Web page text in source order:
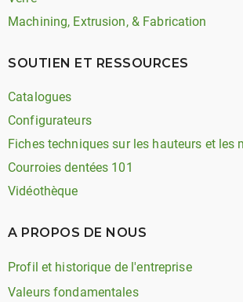
Machining, Extrusion, & Fabrication
SOUTIEN ET RESSOURCES
Catalogues
Configurateurs
Fiches techniques sur les hauteurs et les
Courroies dentées 101
Vidéothèque
A PROPOS DE NOUS
Profil et historique de l'entreprise
Valeurs fondamentales